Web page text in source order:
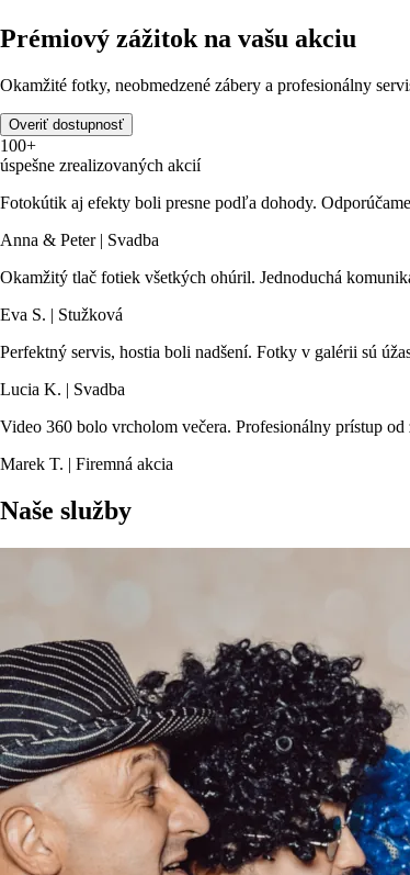
Prémiový zážitok na vašu akciu
Okamžité fotky, neobmedzené zábery a profesionálny
Overiť dostupnosť
100+
úspešne zrealizovaných akcií
Fotokútik aj efekty boli presne podľa dohody.
Anna & Peter | Svadba
Okamžitý tlač fotiek všetkých ohúril. Jednoduchá
Eva S. | Stužková
Perfektný servis, hostia boli nadšení. Fotky v galérii sú
Lucia K. | Svadba
Video 360 bolo vrcholom večera. Profesionálny prístup
Marek T. | Firemná akcia
Naše služby